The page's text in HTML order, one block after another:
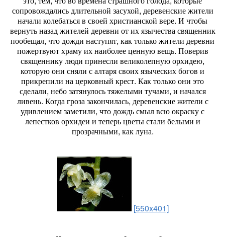
сопровождались длительной засухой, деревенские жители
начали колебаться в своей христианской вере. И чтобы
вернуть назад жителей деревни от их язычества священник
пообещал, что дожди наступят, как только жители деревни
пожертвуют храму их наиболее ценную вещь. Поверив
священнику люди принесли великолепную орхидею,
которую они сняли с алтаря своих языческих богов и
прикрепили на церковный крест. Как только они это
сделали, небо затянулось тяжелыми тучами, и начался
ливень. Когда гроза закончилась, деревенские жители с
удивлением заметили, что дождь смыл всю окраску с
лепестков орхидеи и теперь цветы стали белыми и
прозрачными, как луна.
[550x401]